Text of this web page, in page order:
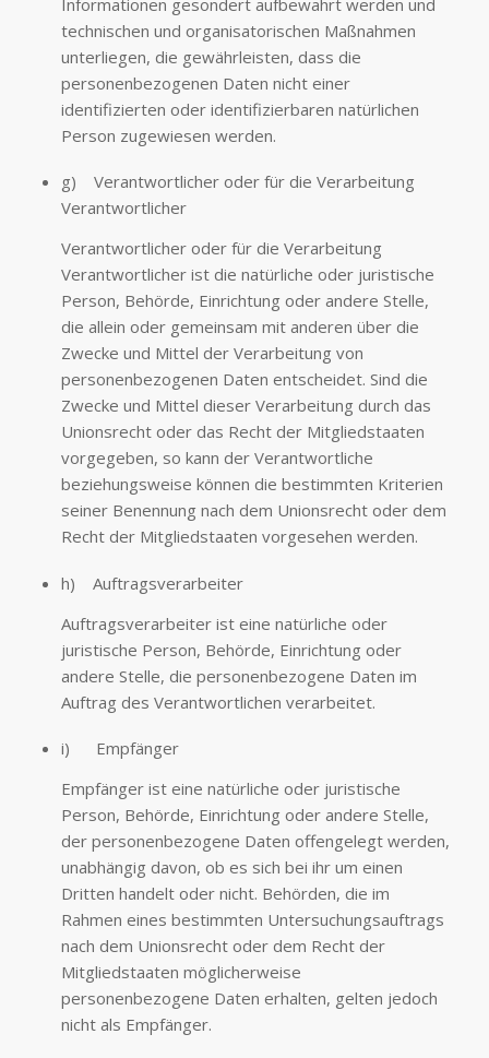
technischen und organisatorischen Maßnahmen
unterliegen, die gewährleisten, dass die
personenbezogenen Daten nicht einer
identifizierten oder identifizierbaren natürlichen
Person zugewiesen werden.
g) Verantwortlicher oder für die Verarbeitung
Verantwortlicher
Verantwortlicher oder für die Verarbeitung
Verantwortlicher ist die natürliche oder juristische
Person, Behörde, Einrichtung oder andere Stelle,
die allein oder gemeinsam mit anderen über die
Zwecke und Mittel der Verarbeitung von
personenbezogenen Daten entscheidet. Sind die
Zwecke und Mittel dieser Verarbeitung durch das
Unionsrecht oder das Recht der Mitgliedstaaten
vorgegeben, so kann der Verantwortliche
beziehungsweise können die bestimmten Kriterien
seiner Benennung nach dem Unionsrecht oder dem
Recht der Mitgliedstaaten vorgesehen werden.
h) Auftragsverarbeiter
Auftragsverarbeiter ist eine natürliche oder
juristische Person, Behörde, Einrichtung oder
andere Stelle, die personenbezogene Daten im
Auftrag des Verantwortlichen verarbeitet.
i) Empfänger
Empfänger ist eine natürliche oder juristische
Person, Behörde, Einrichtung oder andere Stelle,
der personenbezogene Daten offengelegt werden,
unabhängig davon, ob es sich bei ihr um einen
Dritten handelt oder nicht. Behörden, die im
Rahmen eines bestimmten Untersuchungsauftrags
nach dem Unionsrecht oder dem Recht der
Mitgliedstaaten möglicherweise
personenbezogene Daten erhalten, gelten jedoch
nicht als Empfänger.